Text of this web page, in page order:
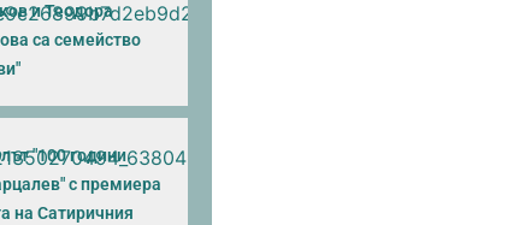
и Теодора
са семейство
"100 години
с премиера
на Сатиричния